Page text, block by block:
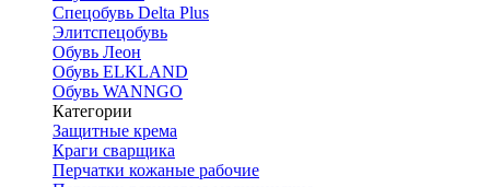
Спецобувь Delta Plus
Элитспецобувь
Обувь Леон
Обувь ELKLAND
Обувь WANNGO
Категории
Защитные крема
Краги сварщика
Перчатки кожаные рабочие